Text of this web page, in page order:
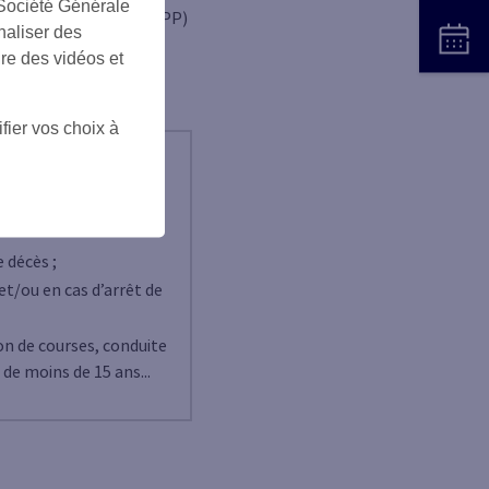
et Psychique (AIPP)
des enfants,
du contrat,
décès ;
et/ou en cas d’arrêt de
de courses, conduite
moins de 15 ans...
Générale
des
des vidéos et
vos choix à